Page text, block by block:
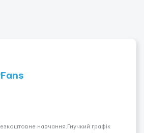
навчання.Гнучкий графік